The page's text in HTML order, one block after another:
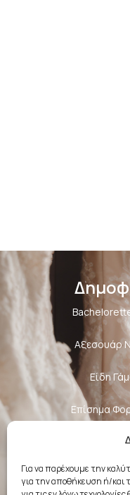
Για να παρέχουμε την
για την αποθήκευση ή/και
Αξεσουάρ
Είδη
Επίσημα
Βαπτιστικά